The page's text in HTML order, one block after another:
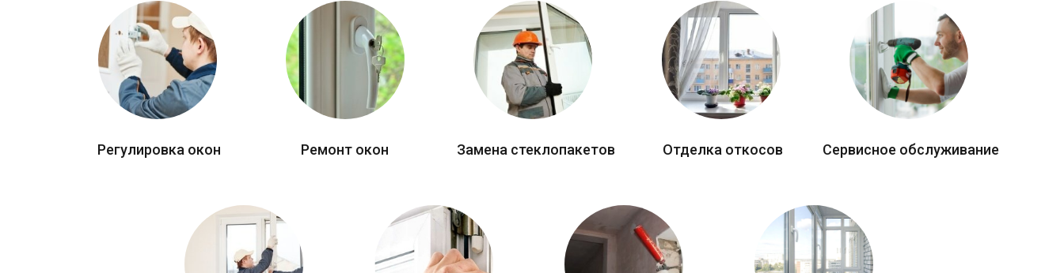
Регулировка окон Ремонт окон Замена стеклопакетов Отделка откосов Сервисное обслуживание